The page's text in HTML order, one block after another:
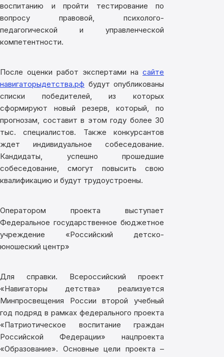
воспитанию и пройти тестирование по
вопросу правовой, психолого-
педагогической и управленческой
компетентности.
После оценки работ экспертами на сайте
навигаторыдетства.рф будут опубликованы
списки победителей, из которых
сформируют новый резерв, который, по
прогнозам, составит в этом году более 30
тыс. специалистов. Также конкурсантов
ждет индивидуальное собеседование.
Кандидаты, успешно прошедшие
собеседование, смогут повысить свою
квалификацию и будут трудоустроены.
Оператором проекта выступает
Федеральное государственное бюджетное
учреждение «Российский детско-
юношеский центр»
Для справки. Всероссийский проект
«Навигаторы детства» реализуется
Минпросвещения России второй учебный
год подряд в рамках федерального проекта
«Патриотическое воспитание граждан
Российской Федерации» нацпроекта
«Образование». Основные цели проекта –